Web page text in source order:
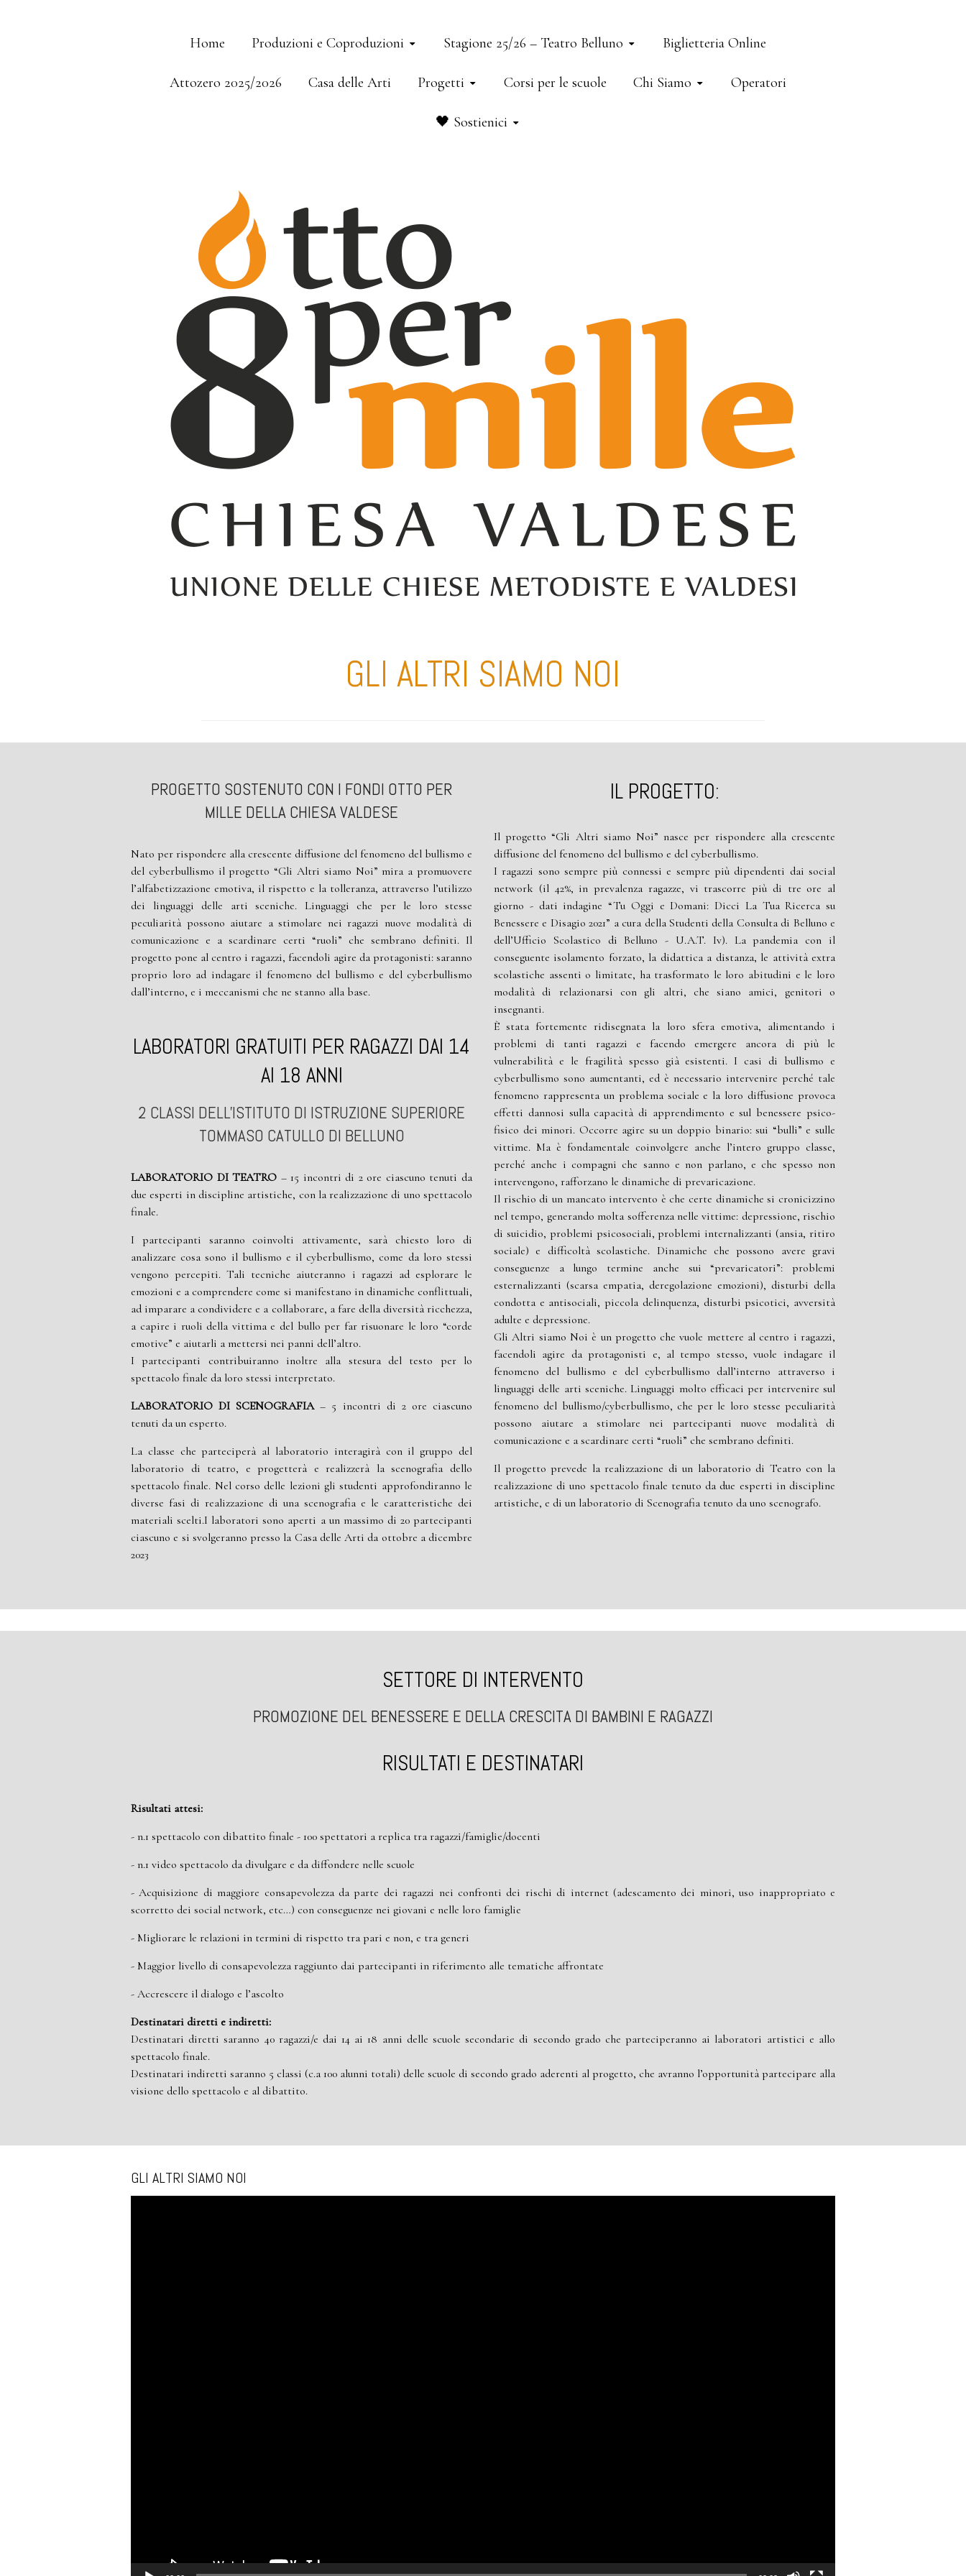
content
Home Produzioni e Coproduzioni Stagione 25/26 – Teatro Belluno Biglietteria Online
Attozero 2025/2026 Casa delle Arti Progetti Corsi per le scuole Chi Siamo Operatori
🖤 Sostienici
GLI ALTRI SIAMO NOI
PROGETTO SOSTENUTO CON I FONDI OTTO PER
MILLE DELLA CHIESA VALDESE
Nato per rispondere alla crescente diffusione del fenomeno del bullismo e
del cyberbullismo il progetto “Gli Altri siamo Noi” mira a promuovere
l’alfabetizzazione emotiva, il rispetto e la tolleranza, attraverso l’utilizzo
dei linguaggi delle arti sceniche. Linguaggi che per le loro stesse
peculiarità possono aiutare a stimolare nei ragazzi nuove modalità di
comunicazione e a scardinare certi “ruoli” che sembrano definiti. Il
progetto pone al centro i ragazzi, facendoli agire da protagonisti: saranno
proprio loro ad indagare il fenomeno del bullismo e del cyberbullismo
dall’interno, e i meccanismi che ne stanno alla base.
LABORATORI GRATUITI PER RAGAZZI DAI 14
AI 18 ANNI
2 CLASSI DELL'ISTITUTO DI ISTRUZIONE SUPERIORE
TOMMASO CATULLO DI BELLUNO
LABORATORIO DI TEATRO – 15 incontri di 2 ore ciascuno tenuti da
due esperti in discipline artistiche, con la realizzazione di uno spettacolo
finale.
I partecipanti saranno coinvolti attivamente, sarà chiesto loro di
analizzare cosa sono il bullismo e il cyberbullismo, come da loro stessi
vengono percepiti. Tali tecniche aiuteranno i ragazzi ad esplorare le
emozioni e a comprendere come si manifestano in dinamiche conflittuali,
ad imparare a condividere e a collaborare, a fare della diversità ricchezza,
a capire i ruoli della vittima e del bulloper far risuonare le loro “corde
emotive” e aiutarli a mettersi nei panni dell’altro.
I partecipanti contribuiranno inoltre alla stesura del testo per lo
spettacolo finale da loro stessi interpretato.
LABORATORIO DI SCENOGRAFIA– 5 incontri di 2 ore ciascuno
tenuti da un esperto.
La classe che parteciperà al laboratorio interagirà con il gruppo del
laboratorio di teatro, eprogetterà e realizzerà la scenografia dello
spettacolo finale. Nel corso delle lezioni gli studenti approfondiranno le
diverse fasi di realizzazione di una scenografia e le caratteristiche dei
materialiscelti.I laboratori sono aperti a un massimo di 20 partecipanti
ciascuno e si svolgeranno presso la Casa delle Arti da ottobre a dicembre
2023
IL PROGETTO:
Il progetto “Gli Altri siamo Noi” nasce per rispondere alla crescente
diffusione del fenomeno del bullismo e del cyberbullismo.
I ragazzi sono sempre più connessi e sempre più dipendenti dai social
network (il 42%, in prevalenza ragazze, vi trascorre più di tre ore al
giorno - dati indagine “Tu Oggi e Domani: Dicci La Tua Ricerca su
Benessere e Disagio 2021” a cura della Studenti della Consulta di Belluno e
dell’Ufficio Scolastico di Belluno - U.A.T. Iv). La pandemia con il
conseguente isolamento forzato, la didattica a distanza, le attività extra
scolastiche assenti o limitate, ha trasformato le loro abitudini e le loro
modalità di relazionarsi con gli altri, che siano amici, genitori o
insegnanti.
È stata fortemente ridisegnata la loro sfera emotiva, alimentando i
problemi di tanti ragazzi e facendo emergere ancora di più le
vulnerabilità e le fragilità spesso già esistenti. I casi di bullismo e
cyberbullismo sono aumentanti, ed è necessario intervenire perché tale
fenomeno rappresenta un problema sociale e la loro diffusione provoca
effetti dannosi sulla capacità di apprendimento e sul benessere psico-
fisico dei minori. Occorre agire su un doppio binario: sui “bulli” e sulle
vittime. Ma è fondamentale coinvolgere anche l’intero gruppo classe,
perché anche i compagni che sanno e non parlano, e che spesso non
intervengono, rafforzano le dinamiche di prevaricazione.
Il rischio di un mancato intervento è che certe dinamiche si cronicizzino
nel tempo, generando molta sofferenza nelle vittime: depressione, rischio
di suicidio, problemi psicosociali, problemi internalizzanti (ansia, ritiro
sociale) e difficoltà scolastiche. Dinamiche che possono avere gravi
conseguenze a lungo termine anche sui “prevaricatori”: problemi
esternalizzanti (scarsa empatia, deregolazione emozioni), disturbi della
condotta e antisociali, piccola delinquenza, disturbi psicotici, avversità
adulte e depressione.
Gli Altri siamo Noi è un progetto che vuole mettere al centro i ragazzi,
facendoli agire da protagonisti e, al tempo stesso, vuole indagare il
fenomeno del bullismo e del cyberbullismo dall’interno attraverso i
linguaggi delle arti sceniche. Linguaggi molto efficaci per intervenire sul
fenomeno del bullismo/cyberbullismo, che per le loro stesse peculiarità
possono aiutare a stimolare nei partecipanti nuove modalità di
comunicazione e a scardinare certi “ruoli” che sembrano definiti.
Il progetto prevede la realizzazione di un laboratorio di Teatro con la
realizzazione di uno spettacolo finale tenuto da due esperti in discipline
artistiche, e di un laboratorio di Scenografia tenuto da uno scenografo.
SETTORE DI INTERVENTO
PROMOZIONE DEL BENESSERE E DELLA CRESCITA DI BAMBINI E RAGAZZI
RISULTATI E DESTINATARI
Risultati attesi:
- n.1 spettacolo con dibattito finale - 100 spettatori a replica tra ragazzi/famiglie/docenti
- n.1 video spettacolo da divulgare e da diffondere nelle scuole
- Acquisizione di maggiore consapevolezza da parte dei ragazzi nei confronti dei rischi di internet (adescamento dei minori, uso inappropriato e
scorretto dei social network, etc…) con conseguenze nei giovani e nelle loro famiglie
- Migliorare le relazioni in termini di rispetto tra pari e non, e tra generi
- Maggior livello di consapevolezza raggiunto dai partecipanti in riferimento alle tematiche affrontate
- Accrescere il dialogo e l’ascolto
Destinatari diretti e indiretti:
Destinatari diretti saranno 40 ragazzi/e dai 14 ai 18 anni delle scuole secondarie di secondo grado che parteciperanno ai laboratori artistici e allo
spettacolo finale.
Destinatari indiretti saranno 5 classi (c.a 100 alunni totali) delle scuole di secondo grado aderenti al progetto, che avranno l’opportunità partecipare alla
visione dello spettacolo e al dibattito.
GLI ALTRI SIAMO NOI